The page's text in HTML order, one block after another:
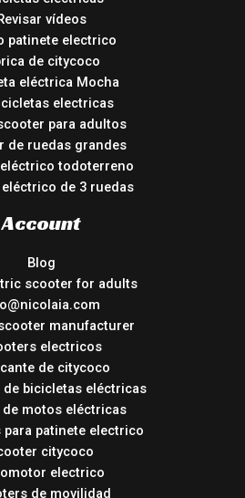
vídeos
patinete electrico
de citycoco
eléctrica Mocha
electricas
para adultos
de ruedas grandes
todoterreno
de 3 ruedas
Account
Blog
scooter for adults
manufacturer
electricos
de citycoco
de bicicletas eléctricas
motos eléctricas
para patinete electrico
citycoco
electrico
de movilidad